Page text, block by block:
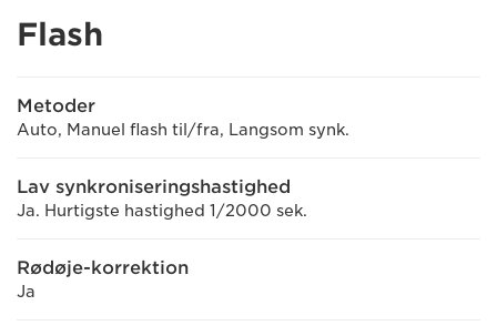
Flash
Metoder
Auto, Manuel flash til/fra, Langsom synk.
Lav synkroniseringshastighed
Ja. Hurtigste hastighed 1/2000 sek.
Rødøje-korrektion
Ja